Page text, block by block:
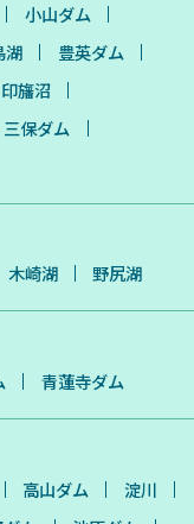
小山ダム
湖
豊英ダム
印旛沼
保ダム
木崎湖 野尻湖
青蓮寺ダム
高山ダム
淀川